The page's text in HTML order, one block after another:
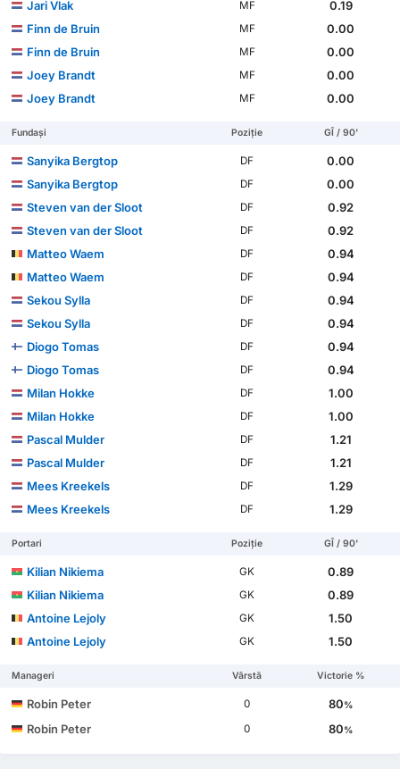
Jari Vlak
MF
0.19
Finn de Bruin
MF
0.00
Finn de Bruin
MF
0.00
Joey Brandt
MF
0.00
Joey Brandt
MF 0.00
Fundași Poziție GÎ / 90'
Sanyika Bergtop DF
0.00
Sanyika Bergtop
DF
0.00
Steven van der Sloot
DF
0.92
Steven van der Sloot
DF
0.92
Matteo Waem
DF
0.94
Matteo Waem
DF
0.94
Sekou Sylla
DF
0.94
Sekou Sylla
DF
0.94
Diogo Tomas
DF
0.94
Diogo Tomas
DF
0.94
Milan Hokke
DF
1.00
Milan Hokke
DF
1.00
Pascal Mulder
DF
1.21
Pascal Mulder
DF
1.21
Mees Kreekels
DF
1.29
Mees Kreekels
DF 1.29
Portari Poziție GÎ / 90'
Kilian Nikiema GK
0.89
Kilian Nikiema
GK
0.89
Antoine Lejoly
GK
1.50
Antoine Lejoly
GK 1.50
Manageri Vârstă Victorie %
Robin Peter 0 80%
Robin Peter 0 80%